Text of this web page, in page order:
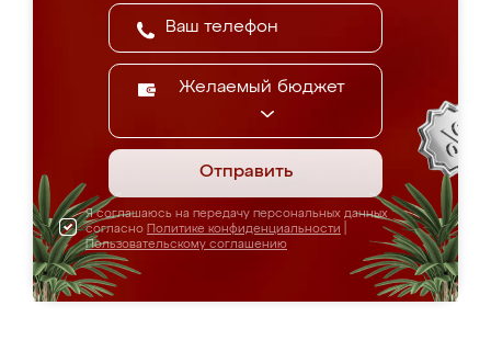
Желаемый бюджет
Отправить
Я соглашаюсь на передачу персональных данных
согласно Политике конфиденциальности
Пользовательскому соглашению